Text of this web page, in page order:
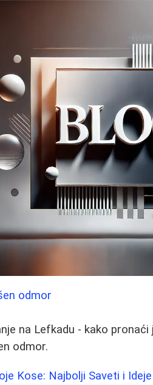
odmor
na Lefkadu - kako
odmor.
Kose: Najbolji Saveti i Ideje